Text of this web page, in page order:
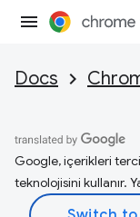
Docs
Google, içerikleri
teknolojisini kullanır.